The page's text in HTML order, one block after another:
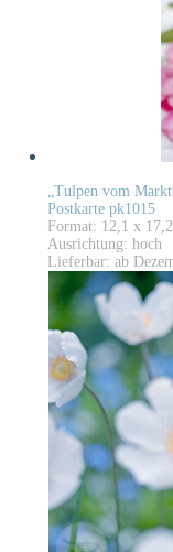
„Tulpen vom
Postkarte pk1015
Format: 12,1 x
Ausrichtung: hoch
Lieferbar: ab